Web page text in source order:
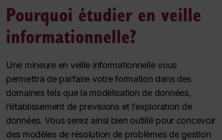
Pourquoi étudier en veille
informationnelle?
Une mineure en veille informationnelle vous
permettra de parfaire votre formation dans des
domaines tels que la modélisation de données,
l’établissement de prévisions et l’exploration de
données. Vous serez ainsi bien outillé pour concevoir
des modèles de résolution de problèmes de gestion